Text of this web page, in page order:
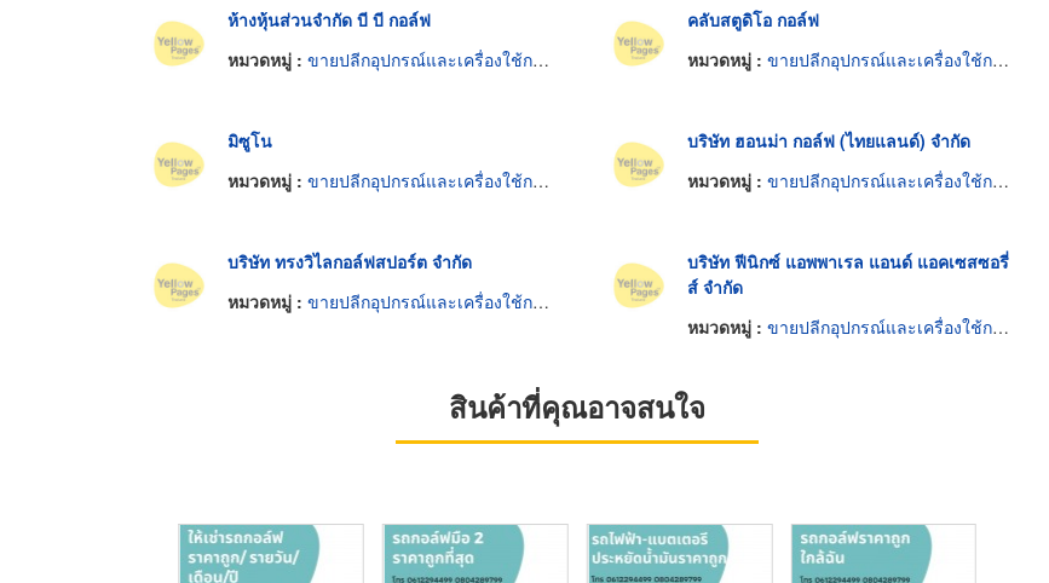
ห้างหุ้นส่วนจำกัด บี บี กอล์ฟ
หมวดหมู่ : ขายปลีกอุปกรณ์และเครื่องใช้กอล์ฟ
คลับสตูดิโอ กอล์ฟ
หมวดหมู่ : ขายปลีกอุปกรณ์และเครื่องใช้กอล์ฟ
มิซูโน
หมวดหมู่ : ขายปลีกอุปกรณ์และเครื่องใช้กอล์ฟ
บริษัท ฮอนม่า กอล์ฟ (ไทยแลนด์) จำกัด
หมวดหมู่ : ขายปลีกอุปกรณ์และเครื่องใช้กอล์ฟ
บริษัท ทรงวิไลกอล์ฟสปอร์ต จำกัด
หมวดหมู่ : ขายปลีกอุปกรณ์และเครื่องใช้กอล์ฟ
บริษัท ฟีนิกซ์ แอพพาเรล แอนด์ แอคเซสซอรี่
ส์ จำกัด
หมวดหมู่ : ขายปลีกอุปกรณ์และเครื่องใช้กอล์ฟ
สินค้าที่คุณอาจสนใจ